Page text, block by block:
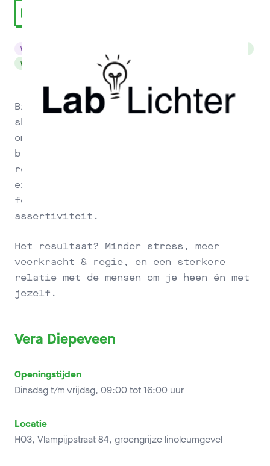
Welzijn
Weerbaarheid
Bij Lab Lichter train je communicatie
skills voor meer grip op jezelf en je
omgeving. Met humor, empathie en lef,
breken we muren af en creëren we aha-
reacties. Zo kun je veilig
experimenteren met lastige thema's als
feedback, lastige gesprekken en
assertiviteit.
Het resultaat? Minder stress, meer
veerkracht & regie, en een sterkere
relatie met de mensen om je heen én met
jezelf.
Vera Diepeveen
Openingstijden
Dinsdag t/m vrijdag, 09:00 tot 16:00 uur
Locatie
H03, Vlampijpstraat 84, groengrijze linoleumgevel